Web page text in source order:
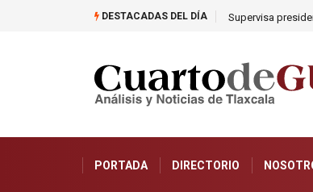
DESTACADAS DEL DÍA Supervisa
PORTADA DIRECTORIO